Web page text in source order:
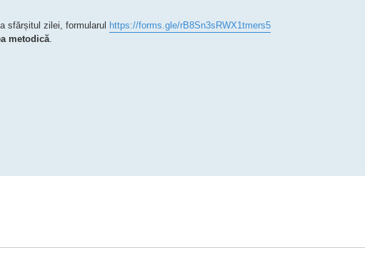
sfărșitul zilei, formularul https://forms.gle/rB8Sn3sRWX1tmers5
metodică